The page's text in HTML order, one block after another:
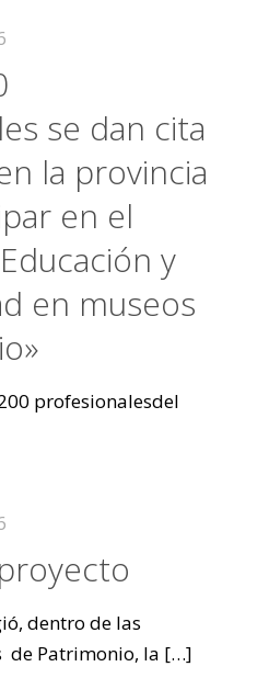
se dan cita
la provincia
en el
y
en museos
dentro de las
de Patrimonio, la […]